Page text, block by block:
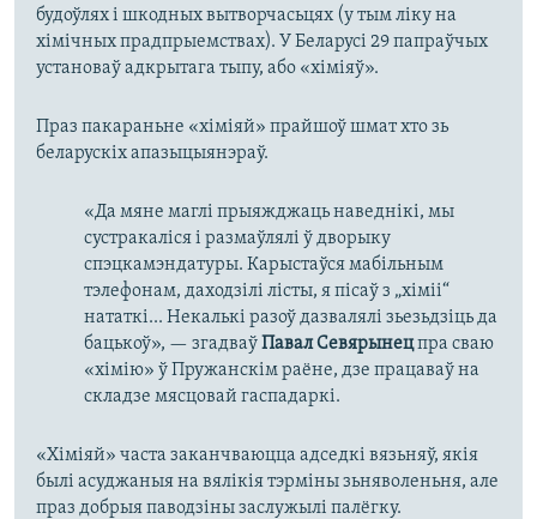
будоўлях і шкодных вытворчасьцях (у тым ліку на
хімічных прадпрыемствах). У Беларусі 29 папраўчых
установаў адкрытага тыпу, або «хіміяў».
Праз пакараньне «хіміяй» прайшоў шмат хто зь
беларускіх апазыцыянэраў.
«Да мяне маглі прыяжджаць наведнікі, мы
сустракаліся і размаўлялі ў дворыку
спэцкамэндатуры. Карыстаўся мабільным
тэлефонам, даходзілі лісты, я пісаў з „хіміі“
нататкі... Некалькі разоў дазвалялі зьезьдзіць да
бацькоў», — згадваўПавал Севярынецпра сваю
«хімію» ў Пружанскім раёне, дзе працаваў на
складзе мясцовай гаспадаркі.
«Хіміяй» часта заканчваюцца адседкі вязьняў, якія
былі асуджаныя на вялікія тэрміны зьняволеньня, але
праз добрыя паводзіны заслужылі палёгку.